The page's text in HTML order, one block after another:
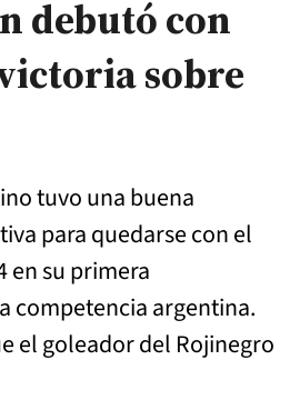
debutó con
sobre
tuvo una buena
para quedarse con el
en su primera
competencia argentina.
el goleador del Rojinegro